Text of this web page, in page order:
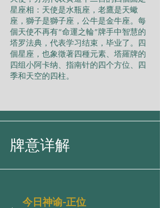
星座相：天使是水瓶座，老鷹是天蠍
座，獅子是獅子座，公牛是金牛座。每
個天使不再有“命運之輪”牌手中智慧的
塔罗法典，代表学习结束，毕业了。四
個星座，也象徵著四種元素、塔羅牌的
四组小阿卡纳、指南针的四个方位、四
季和天空的四柱。
牌意详解
今日神谕-正位